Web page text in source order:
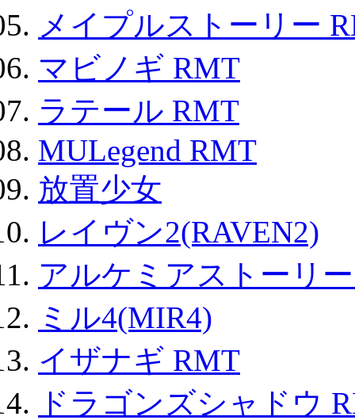
メイプルストーリー
マビノギ RMT
ラテール RMT
MULegend RMT
放置少女
レイヴン2(RAVEN2)
アルケミアストーリ
ミル4(MIR4)
イザナギ RMT
ドラゴンズシャドウ